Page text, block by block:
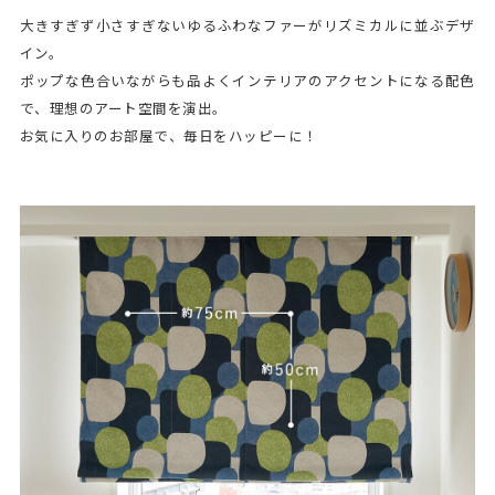
大きすぎず小さすぎないゆるふわなファーがリズミカルに並ぶデザ
イン。
ポップな色合いながらも品よくインテリアのアクセントになる配色
で、理想のアート空間を演出。
お気に入りのお部屋で、毎日をハッピーに！